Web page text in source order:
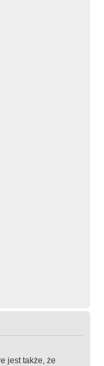
jest także, że